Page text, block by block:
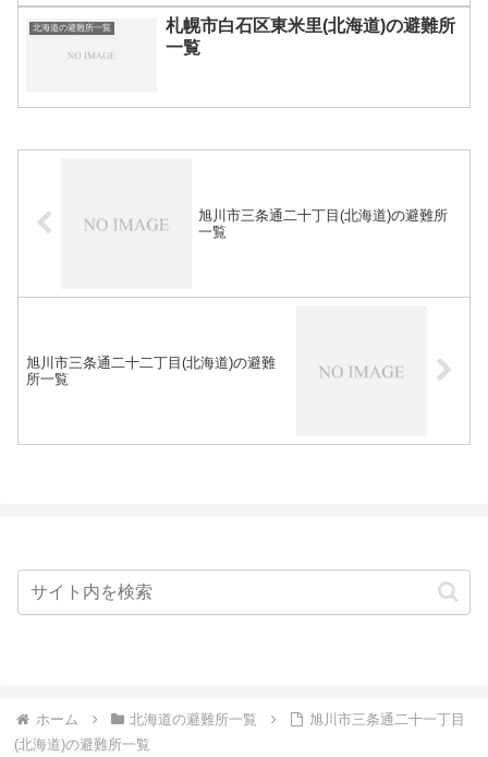
北海道の避難所一覧
札幌市白石区東米里(北海道)の避難所
一覧
旭川市三条通二十丁目(北海道)の避難所
一覧
旭川市三条通二十二丁目(北海道)の避難
所一覧
ホーム 北海道の避難所一覧
旭川市三条通二十一丁目
(北海道)の避難所一覧